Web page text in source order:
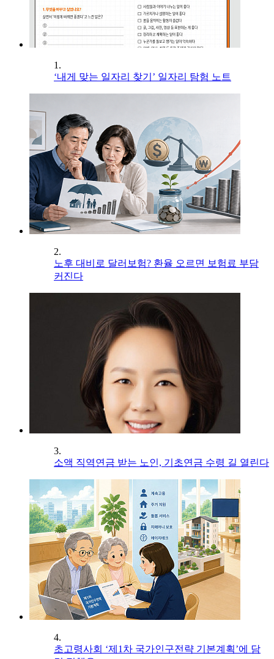
1.
‘내게 맞는 일자리 찾기’ 일자리 탐험 노트
2.
노후 대비로 달러보험? 환율 오르면 보험료 부담
커진다
3.
소액 직역연금 받는 노인, 기초연금 수령 길 열린다
4.
초고령사회 ‘제1차 국가인구전략 기본계획’에 담